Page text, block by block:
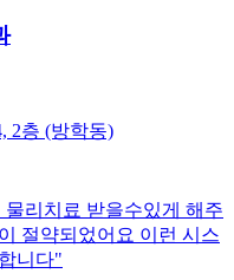
2층 (방학동)
리치료 받을수있게 해주
절약되었어요 이런 시스
니다"